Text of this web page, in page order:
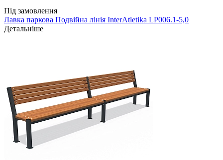
Під замовлення
Лавка паркова Подвійна лінія InterAtletika LP006.1-5,0
Детальніше